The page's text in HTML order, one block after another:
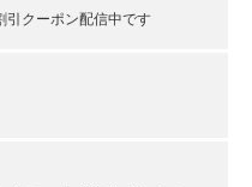
引クーポン配信中です